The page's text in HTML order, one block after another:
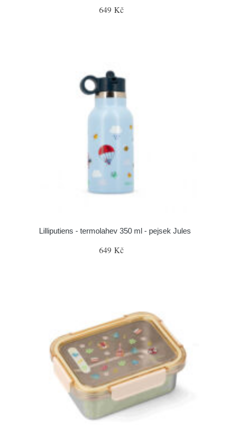
649 Kč
Lilliputiens - termolahev 350 ml - pejsek Jules
649 Kč